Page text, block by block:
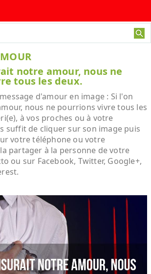
notre amour, nous ne
tous les deux.
d'amour en image : Si l'on
nous ne pourrions vivre tous les
à vos proches ou à votre
suffit de cliquer sur son image puis
votre téléphone ou votre
partager à la personne de votre
ou sur Facebook, Twitter, Google+,